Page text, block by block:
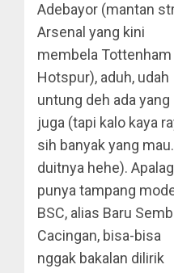
Adebayor (mantan
Arsenal yang kini
membela Tottenham
Hotspur), aduh, udah
untung deh ada yang
juga (tapi kalo kaya
sih banyak yang
duitnya hehe).
punya tampang
BSC, alias Baru
Cacingan, bisa-bisa
nggak bakalan dilirik